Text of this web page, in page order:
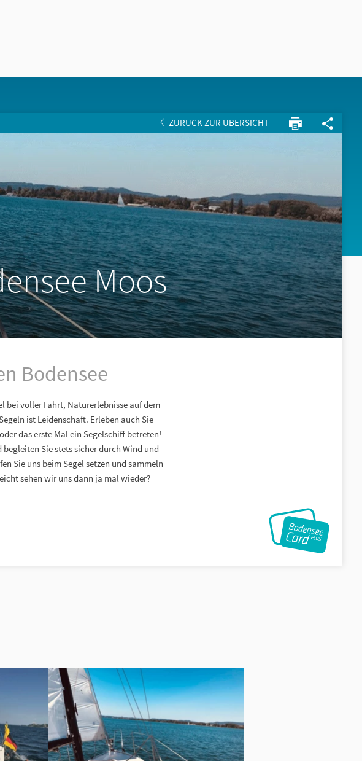
ZURÜCK ZUR ÜBERSICHT
Moos
Bodensee
bei voller Fahrt, Naturerlebnisse auf dem
ist Leidenschaft. Erleben auch Sie
das erste Mal ein Segelschiff betreten!
Sie stets sicher durch Wind und
Sie uns beim Segel setzen und sammeln
sehen wir uns dann ja mal wieder?